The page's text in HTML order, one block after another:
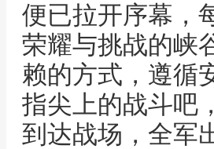
便已拉开序幕，
荣耀与挑战的峡
赖的方式，遵循
指尖上的战斗吧
到达战场，全军